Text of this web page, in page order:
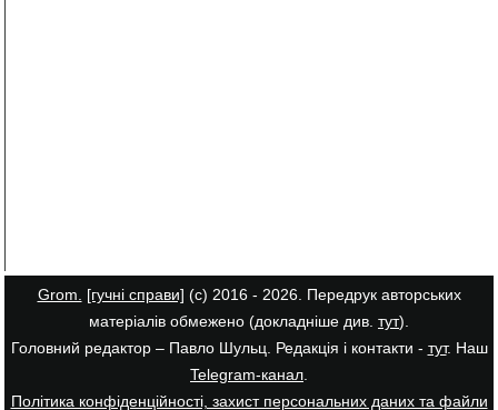
Grom. [гучні справи] (с) 2016 - 2026. Передрук авторських
матеріалів обмежено (докладніше див. тут).
Головний редактор – Павло Шульц. Редакція і контакти - тут. Наш
Telegram-канал
Політика конфіденційності, захист персональних даних та файли